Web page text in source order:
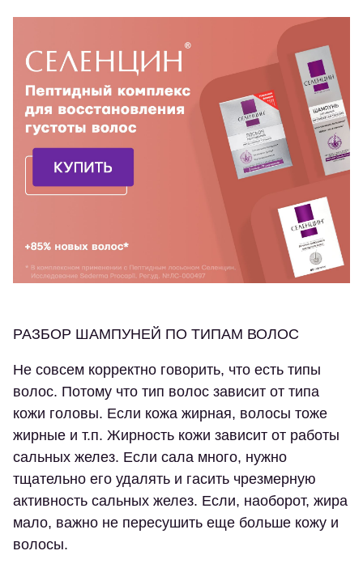
РАЗБОР ШАМПУНЕЙ ПО ТИПАМ ВОЛОС
Не совсем корректно говорить, что есть типы
волос. Потому что тип волос зависит от типа
кожи головы. Если кожа жирная, волосы тоже
жирные и т.п. Жирность кожи зависит от работы
сальных желез. Если сала много, нужно
тщательно его удалять и гасить чрезмерную
активность сальных желез. Если, наоборот, жира
мало, важно не пересушить еще больше кожу и
волосы.